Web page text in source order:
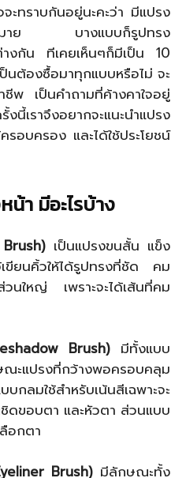
ทราบกันอยู่นะคะว่า มีแปรง
ากมาย บางแบบก็รูปทรง
งกัน ทีเคยเห็นๆก็มีเป็น 10
นต้องซื้อมาทุกแบบหรือไม่ จะ
พ เป็นคำถามที่ค้างคาใจอยู่
เราจึงอยากจะแนะนำแปรง
รอบครอง และได้ใช้ประโยชน์
า มีอะไรบ้าง
เป็นแปรงขนสั้น แข็ง
ขียนคิ้วให้ได้รูปทรงที่ชัด คม
วนใหญ่ เพราะจะได้เส้นที่คม
Brush) มีทั้งแบบ
แปรงที่กว้างพอครอบคลุม
ลมใช้สำหรับเน้นสีเฉพาะจะ
ดขอบตา และหัวตา ส่วนแบบ
อกตา
Brush) มีลักษณะทั้ง